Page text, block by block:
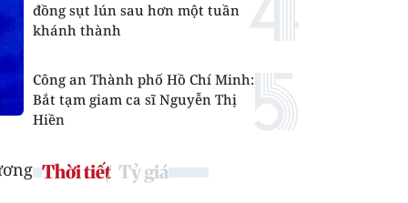
đồng sụt lún sau hơn một tuần
khánh thành
Công an Thành phố Hồ Chí Minh:
Bắt tạm giam ca sĩ Nguyễn Thị
Hiền
Thời tiết Tỷ giá